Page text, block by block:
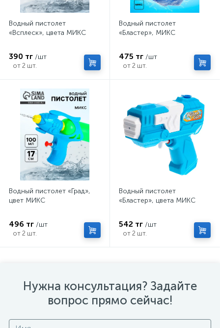
Водный пистолет
«Всплеск», цвета МИКС
390 тг /шт
от 2 шт.
Водный пистолет
«Бластер», МИКС
475 тг /шт
от 2 шт.
Водный пистолет «Град»,
цвет МИКС
496 тг /шт
от 2 шт.
Водный пистолет
«Бластер», цвета МИКС
542 тг /шт
от 2 шт.
Нужна консультация? Задайте
вопрос прямо сейчас!